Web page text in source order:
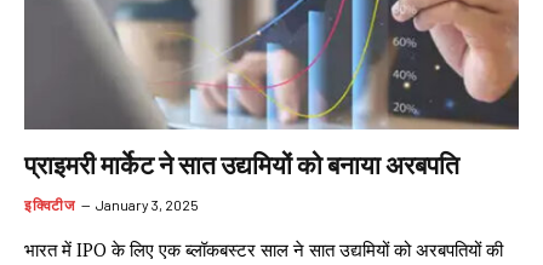
प्राइमरी मार्केट ने सात उद्यमियों को बनाया अरबपति
इक्विटीज January 3, 2025
भारत में IPO के लिए एक ब्लॉकबस्टर साल ने सात उद्यमियों को अरबपतियों की